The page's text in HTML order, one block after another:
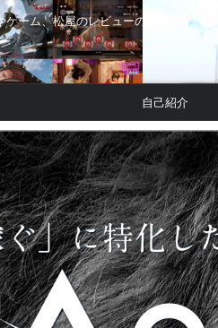
ーム、松屋のレビューの記
自己紹介